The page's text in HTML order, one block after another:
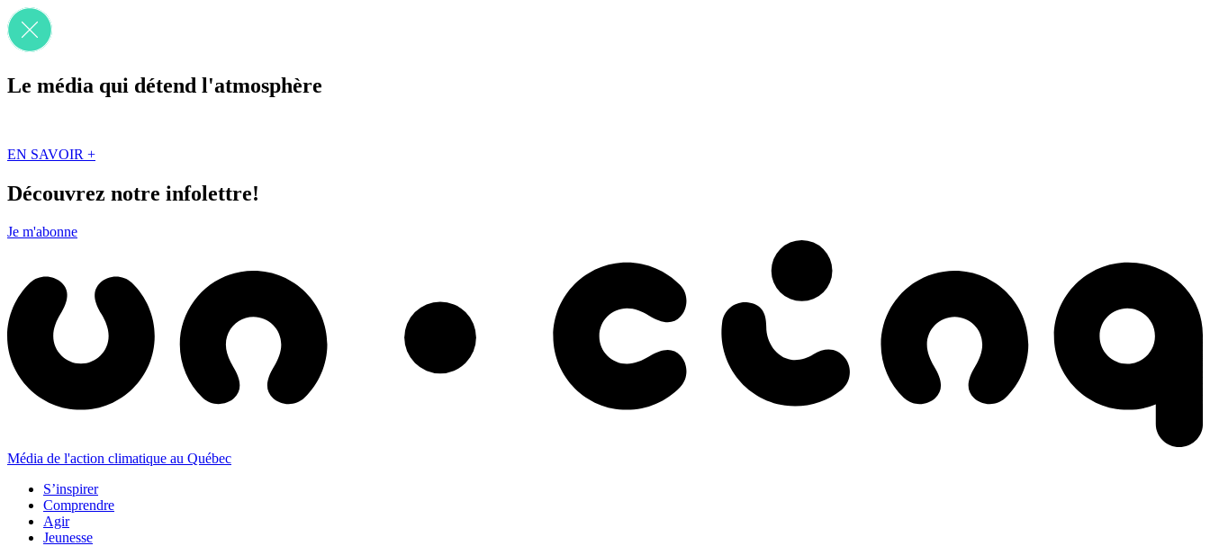
Le média qui détend l'atmosphère
EN SAVOIR +
Découvrez notre infolettre!
Je m'abonne
Média de l'action climatique au Québec
S’inspirer
Comprendre
Agir
Jeunesse